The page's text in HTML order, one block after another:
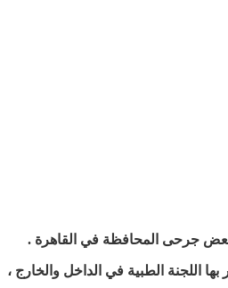
جرحى المحافظة في القاهرة .
اللجنة الطبية في الداخل والخارج ،